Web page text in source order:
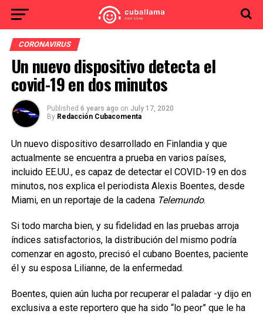
CORONAVIRUS
Un nuevo dispositivo detecta el
covid-19 en dos minutos
Published 6 years ago on July 17, 2020
By Redacción Cubacomenta
Un nuevo dispositivo desarrollado en Finlandia y que
actualmente se encuentra a prueba en varios países,
incluido EE.UU., es capaz de detectar el COVID-19 en dos
minutos, nos explica el periodista Alexis Boentes, desde
Miami, en un reportaje de la cadena Telemundo.
Si todo marcha bien, y su fidelidad en las pruebas arroja
índices satisfactorios, la distribución del mismo podría
comenzar en agosto, precisó el cubano Boentes, paciente
él y su esposa Lilianne, de la enfermedad.
Boentes, quien aún lucha por recuperar el paladar -y dijo en
exclusiva a este reportero que ha sido “lo peor” que le ha